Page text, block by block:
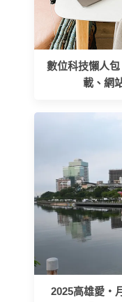
數位科技懶人
載、網
2025高雄愛‧